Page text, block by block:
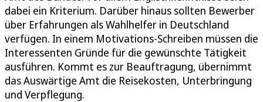
dabei ein Kriterium. Darüber hinaus sollten Bewerber
über Erfahrungen als Wahlhelfer in Deutschland
verfügen. In einem Motivations-Schreiben müssen die
Interessenten Gründe für die gewünschte Tätigkeit
ausführen. Kommt es zur Beauftragung, übernimmt
das Auswärtige Amt die Reisekosten, Unterbringung
und Verpflegung.